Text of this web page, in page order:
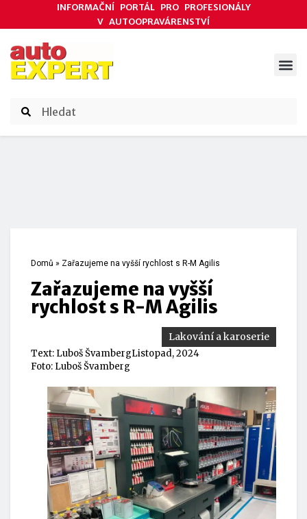
INFORMAČNÍ PORTÁL PRO PROFESIONÁLY
V AUTOOPRAVÁRENSTVÍ
Domů » Zařazujeme na vyšší rychlost s R-M Agilis
Zařazujeme na vyšší
rychlost s R-M Agilis
Lakování a karoserie
Text: Luboš ŠvambergListopad, 2024
Foto: Luboš Švamberg